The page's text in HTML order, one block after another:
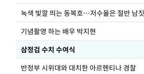
녹색 빛깔 띄는 동복호…저수율은 절반 남짓
기념촬영 하는 배우 박지현
삼정검 수치 수여식
반정부 시위대와 대치한 아르헨티나 경찰